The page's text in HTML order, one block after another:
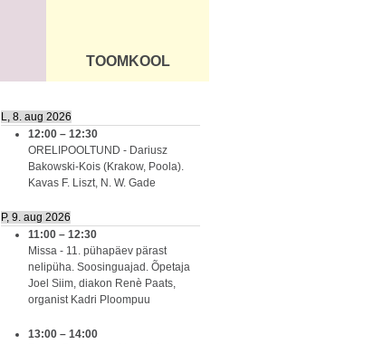
ÜLDINFO
TOOMKOOL
L, 8. aug 2026
12:00 – 12:30
ORELIPOOLTUND - Dariusz
Bakowski-Kois (Krakow, Poola).
Kavas F. Liszt, N. W. Gade
P, 9. aug 2026
11:00 – 12:30
Missa - 11. pühapäev pärast
nelipüha. Soosinguajad. Õpetaja
Joel Siim, diakon Renè Paats,
organist Kadri Ploompuu
13:00 – 14:00